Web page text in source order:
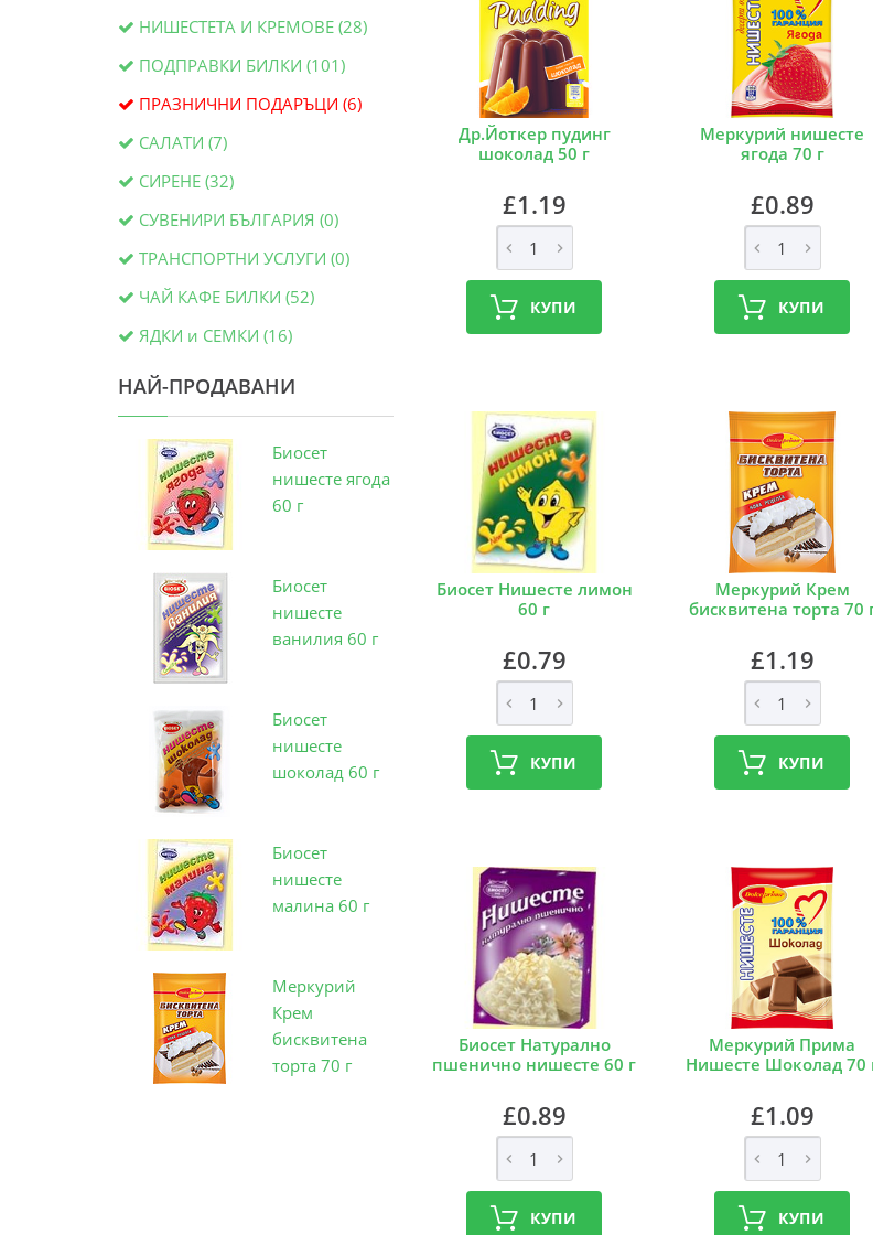
НИШЕСТЕТА И КРЕМОВЕ (28)
ПОДПРАВКИ БИЛКИ (101)
ПРАЗНИЧНИ ПОДАРЪЦИ (6)
САЛАТИ (7)
СИРЕНЕ (32)
СУВЕНИРИ БЪЛГАРИЯ (0)
ТРАНСПОРТНИ УСЛУГИ (0)
ЧАЙ КАФЕ БИЛКИ (52)
ЯДКИ и СЕМКИ (16)
НАЙ-ПРОДАВАНИ
Биосет
нишесте ягода
60 г
Биосет
нишесте
ванилия 60 г
Биосет
нишесте
шоколад 60 г
Биосет
нишесте
малина 60 г
Меркурий
Крем
бисквитена
торта 70 г
Др.Йоткер пудинг
шоколад 50 г
£1.19
КУПИ
Меркурий нишесте
ягода 70 г
£0.89
КУПИ
Биосет Нишесте лимон
60 г
£0.79
КУПИ
Меркурий Крем
бисквитена торта 70
£1.19
КУПИ
Биосет Натурално
пшенично нишесте 60 г
£0.89
КУПИ
Меркурий Прима
Нишесте Шоколад 70
£1.09
КУПИ